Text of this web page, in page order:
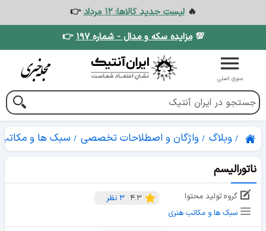
🔥لیست جدید کالاها: ۱۲ مرداد
👉
💯مزایده سکه و مدال - شماره ۱۹۷ 👉
منوی اصلی
وبلاگ واژگان و اصطلاحات تخصصی سبک ها و
ناتورالیسم
گروه تولید محتوا
سبک ها و مکاتب هنری
۴.۳ ۳ نظر